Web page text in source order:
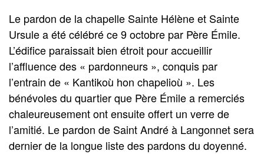
Le pardon de la chapelle Sainte Hélène et Sainte
Ursule a été célébré ce 9 octobre par Père Émile.
L’édifice paraissait bien étroit pour accueillir
l’affluence des « pardonneurs », conquis par
l’entrain de « Kantikoù hon chapelioù ». Les
bénévoles du quartier que Père Émile a remerciés
chaleureusement ont ensuite offert un verre de
l’amitié. Le pardon de Saint André à Langonnet sera
dernier de la longue liste des pardons du doyenné.